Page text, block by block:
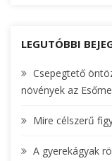
c
f
o
:
LEGUTÓBBI
Csepegtető
növények az
Mire célszerű
A gyerekágyak